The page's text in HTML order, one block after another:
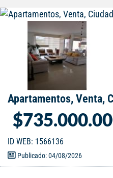
Apartamentos, Venta,
ID WEB: 1566136
Publicado: 04/08/2026